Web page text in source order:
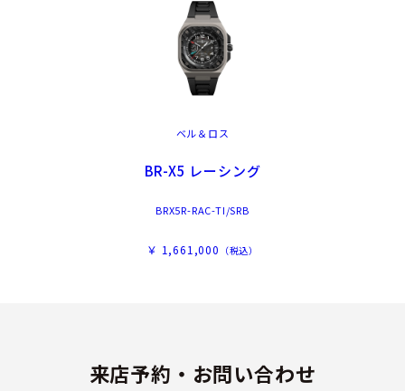
ベル＆ロス
BR-X5 レーシング
BRX5R-RAC-TI/SRB
￥ 1,661,000 （税込）
来店予約・お問い合わせ